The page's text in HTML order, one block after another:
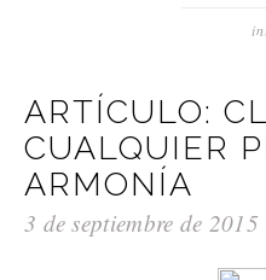
ARTÍCULO:
CUALQUIER
ARMONÍA
3 de septiembre de 2015